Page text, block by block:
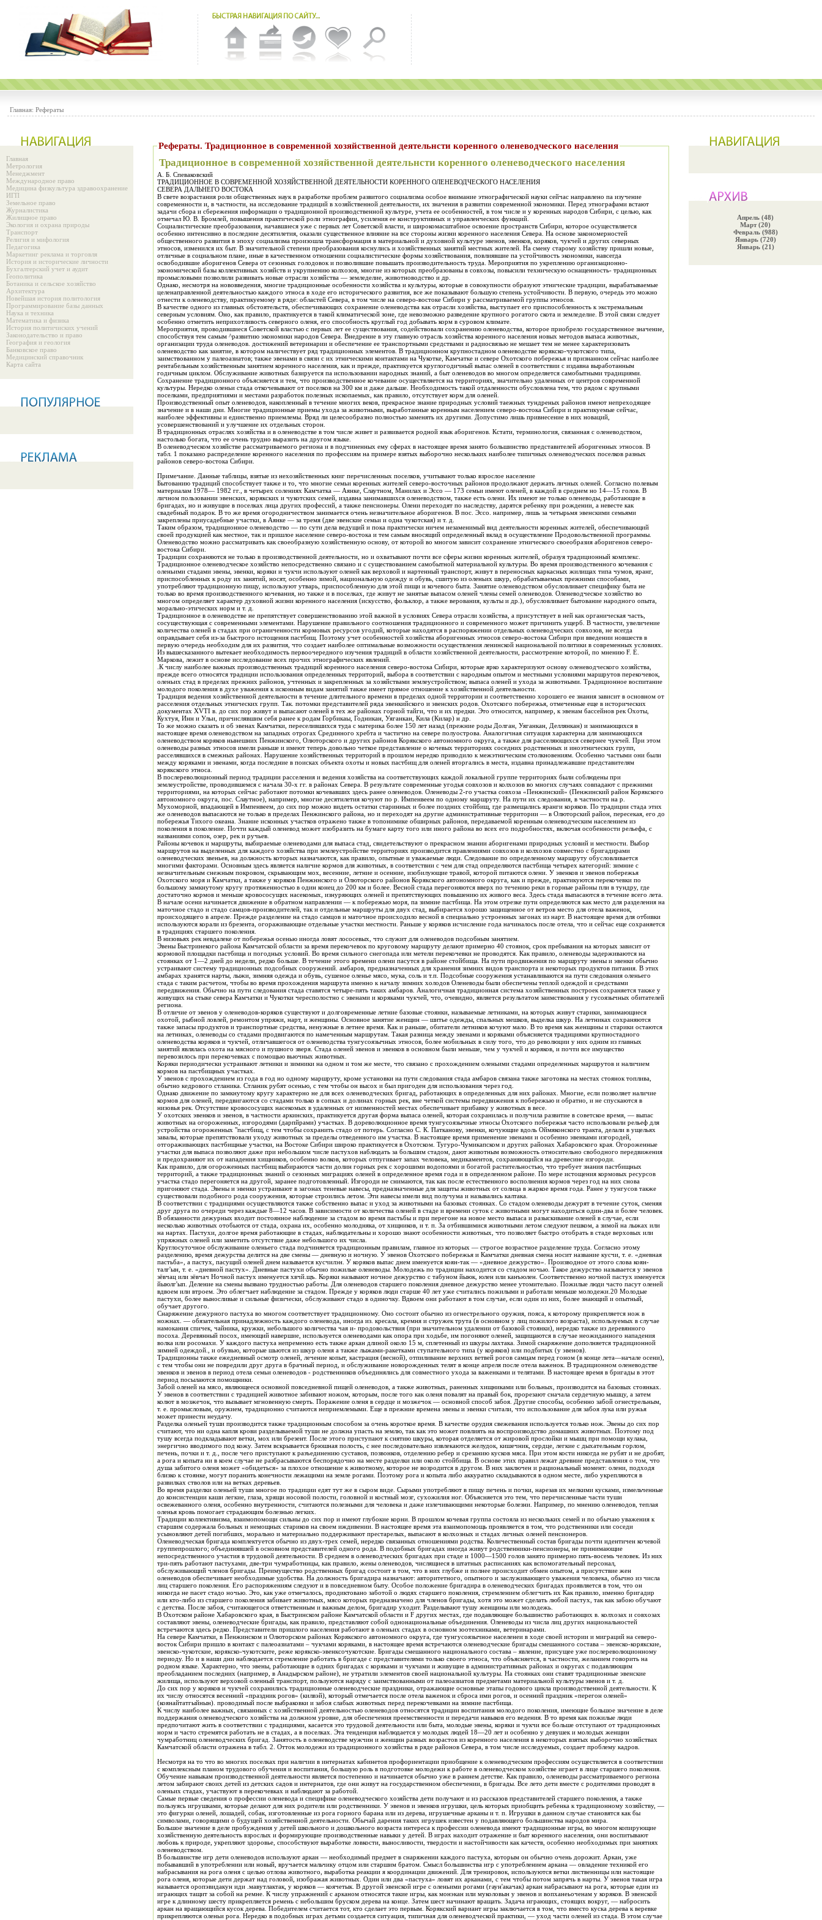
Главная: Рефераты
Главная
Метрология
Менеджмент
Международное право
Медицина физкультура здравоохранение
ИГП
Земельное право
Журналистика
Жилищное право
Экология и охрана природы
Транспорт
Религия и мифология
Педагогика
Маркетинг реклама и торговля
История и исторические личности
Бухгалтерский учет и аудит
Геополитика
Ботаника и сельское хозяйство
Архитектура
Новейшая история политология
Программирование базы данных
Наука и техника
Математика и физика
История политичиских учений
Законодательство и право
География и геология
Банковское право
Медицинский справочник
Карта сайта
Рефераты. Традиционное в современной хозяйственной деятельнсти коренного оленеводческого населения
Традиционное в современной хозяйственной деятельнсти коренного оленеводческого населения
А. Б. Спеваковский
ТРАДИЦИОННОЕ В СОВРЕМЕННОЙ ХОЗЯЙСТВЕННОЙ ДЕЯТЕЛЬНОСТИ КОРЕННОГО ОЛЕНЕВОДЧЕСКОГО НАСЕЛЕНИЯ
СЕВЕРА ДАЛЬНЕГО ВОСТОКА
В свете возрастания роли общественных наук в разработке проблем развитого социализма особое внимание этнографической науки сейчас направлено па изучение
современности и, в частности, на исследование традиций в хозяйственной деятельности, их значения в развитии современной экономики. Перед этнографами встают
задачи сбора и сбережения информации о традиционной производственной культуре, учета ее особенностей, в том числе и у коренных народов Сибири, с целью, как
отмечал Ю. В. Бромлей, повышения практической роли этнографии, усиления ее конструктивных и управленческих функций.
Социалистические преобразования, начавшиеся уже с первых лет Советской власти, и широкомасштабное освоение пространств Сибири, которое осуществляется
особенно интенсивно в последние десятилетия, оказали существенное влияние на все стороны жизни коренного населения Севера. На основе закономерностей
общественного развития в эпоху социализма произошла трансформация в материальной и духовной культуре эвенов, эвенков, кoряков, чукчей и других северных
этносов, изменился их быт. В значительной степени преобразования коснулись и хозяйственных занятий местных жителей. На смену старому хозяйству пришли новые,
отличные в социальном плане, иные в качественном отношении социалистические формы хозяйствования, повлиявшие па устойчивость экономики, навсегда
освободившие аборигенов Севера от сезонных голодовок и позволившие повышать производительность труда. Мероприятия по укреплению организационно-
экономической базы коллективных хозяйств и укрупнению колхозов, многие из которых преобразованы в совхозы, повысили техническую оснащенность- традиционных
промысловыми позволили развивать новые отрасли хозяйства — земледелие, животноводство и др.
Однако, несмотря на нововведения, многие традиционные особенности хозяйства и культуры, которые в совокупности образуют этнические традиции, вырабатываемые
целенаправленной деятельностью каждого этноса в ходе его исторического развития, все же показывают большую степень устойчивости. В первую, очередь это можно
отнести к оленеводству, практикуемому в ряде: областей Севера, в том числе на северо-востоке Сибири у рассматриваемой группы этносов.
В качестве одного из главных обстоятельств, обеспечивающих сохранение оленеводства как отрасли хозяйства, выступает его приспособленность к экстремальным
северным условиям. Оно, как правило, практикуется в такой климатической зоне, где невозможно разведение крупного рогатого скота и земледелие. В этой связи следует
особенно отметить неприхотливость северного оленя, его способность круглый год добывать корм в суровом климате.
Мероприятия, проводившиеся Советской властью с первых лет ее существования, содействовали сохранению оленеводства, которое приобрело государственное значение,
способствуя тем самым ^развитию экономики народов Севера. Внедрение в эту главную отрасль хозяйства коренного населения новых методов выпаса животных,
организации труда оленеводов. достижений ветеринарии и обеспечение ее транспортными средствами и радиосвязью не мешает тем не менее характеризовать
оленеводство как занятие, в котором наличествует ряд традиционных элементов. В традиционном крупностадном оленеводстве корякско-чукотского типа,
заимствованном у палеоазиатов; также эвенами в связи с их этническими контактами на Чукотке, Камчатке и севере Охотского побережья и признанном сейчас наиболее
рентабельным хозяйственным занятием коренного населения, как и прежде, практикуется круглогодичный выпас оленей в соответствии с издавна выработанным
годичным циклом. Обслуживание животных базируется па использовании народных знаний, а быт оленеводов во многом определяется самобытными традициями.
Сохранение традиционного объясняется и тем, что производственное кочевание осуществляется на территориях, значительно удаленных от центров современной
культуры. Нередко оленьи стада откочевывают от поселков на 300 км и даже дальше. Необходимость такой отдаленности обусловлена тем, что рядом с крупными
поселками, предприятиями и местами разработок полезных ископаемых, как правило, отсутствует корм для оленей.
Производственный опыт оленеводов, накопленный в течение многих веков, прекрасное знание природных условий таежных тундреных районов имеют непреходящее
значение и в наши дни. Многие традиционные приемы ухода за животными, выработанные коренным населением северо-востока Сибири и практикуемые сейчас,
наиболее эффективны и единственно приемлемы. Вряд ли целесообразно полностью заменять их другими. Допустимо лишь привнесение в них новаций,
усовершенствований и улучшение их отдельных сторон.
В традиционных отраслях хозяйства и в оленеводстве в том числе живет и развивается родной язык аборигенов. Кстати, терминология, связанная с оленеводством,
настолько богата, что ее очень трудно выразить на другом языке.
В оленеводческом хозяйстве рассматриваемого региона и в подчиненных ему сферах в настоящее время занято большинство представителей аборигенных этносов. В
табл. 1 показано распределение коренного населения по профессиям на примере взятых выборочно нескольких наиболее типичных оленеводческих поселков разных
районов северо-востока Сибири.
Примечание. Данные таблицы, взятые из нехозяйственных книг перечисленных поселков, учитывают только взрослое население
Бытованию традиций способствует также и то, что многие семьи коренных жителей северо-восточных районов продолжают держать личных оленей. Согласно полевым
материалам 1978— 1982 гг., в четырех солениях Камчатка — Аянке, Слаутном, Манилах и Эссо — 173 семьи имеют оленей, в каждой в среднем но 14—15 голов. В
личном пользовании эвенских, корякских и чукотских семей, издавна занимавшихся оленеводством, также есть олени. Их имеют не только оленеводы, работающие в
бригадах, но и живущие в поселках лица других профессий, а также пенсионеры. Олени переходят по наследству, дарятся ребенку при рождении, а невесте как
свадебный подарок. В то же время огородничеством занимается очень незначительное аборигенов. В пос. Эссо. например, лишь за четырьмя эвенскими семьями
закреплены приусадебные участки, в Аянке — за тремя (две эвенские семьи и одна чукотская) и т. д.
Таким образом, традиционное оленеводство — по сути дела ведущий и пока практически ничем незаменимый вид деятельности коренных жителей, обеспечивающий
своей продукцией как местное, так и пришлое население северо-востока и тем самым вносящий определенный вклад в осуществление Продовольственной программы.
Оленеводство можно рассматривать как своеобразную хозяйственную основу, от которой во многом зависит сохранение этнического своеобразия аборигенов северо-
востока Сибири.
Традиции сохраняются не только в производственной деятельности, но и охватывают почти все сферы жизни коренных жителей, образуя традиционный комплекс.
Традиционное оленеводческое хозяйство непосредственно связано и с существованием самобытной материальной культуры. Во время производственного кочевания с
оленьими стадами эвены, эвенки, коряки и чукчи используют оленей как верховой и нартенный транспорт, живут в переносных каркасных жилищах типа чумов, яранг,
приспособленных к роду их занятий, носят, особенно зимой, национальную одежду и обувь, сшитую из оленьих шкур, обрабатываемых прежними способами,
употребляют традиционную пищу, используют утварь, приспособленную для этой пищи и кочевого быта. Занятие оленеводством обусловливает специфику быта не
только во время производственного кочевания, но также и в поселках, где живут не занятые выпасом оленей члены семей оленеводов. Оленеводческое хозяйство во
многом определяет характер духовной жизни коренного населения (искусство, фольклор, а также верования, культы и др.), обусловливает бытование народного опыта,
морально-этических норм и т. д.
Традиционное в оленеводстве не препятствует совершенствованию этой важной в условиях Севера отрасли хозяйства, а присутствует в ней как органическая часть,
сосуществующая с современными элементами. Нарушение правильного соотношения традиционного и современного может причинить ущерб. В частности, увеличение
количества оленей в стадах при ограниченности кормовых ресурсов угодий, которые находятся в распоряжении отдельных оленеводческих совхозов, не всегда
оправдывает себя из-за быстрого истощения пастбищ. Поэтому учет особенностей хозяйства аборигенных этносов северо-востока Сибири при введении новшеств в
первую очередь необходим для их развития, что создает наиболее оптимальные возможности осуществления ленинской национальной политики в современных условиях.
Из вышесказанного вытекает необходимость первоочередного изучения традиций в области хозяйственной деятельности, рассмотрение которой, по мнению F. Е.
Маркова, лежит в основе исследование всех прочих этнографических явлений.
.К числу наиболее важных производственных традиций коренного населения северо-востока Сибири, которые ярко характеризуют основу оленеводческого хозяйства,
прежде всего относятся традиции использования определенных территорий, выбора в соответствии с народным опытом и местными условиями маршрутов перекочевок,
оленьих стад в пределах прежних районов, учтенных и закрепленных за хозяйствами землеустройством; выпаса оленей и ухода за животными. Традиционное воспитание
молодого поколения в духе уважения к исконным видам занятий также имеет прямое отношение к хозяйственной деятельности.
Традиция ведения хозяйственной деятельности в течение длительного времени в пределах одной территории и соответственно хорошего ее знания зависит в основном от
расселения отдельных этнических групп. Так. потомки представителей ряда эвенкийского и эвенских родов. Охотского побережья, отмеченные еще в исторических
документах XVTI в. до сих пор живут и выпасают оленей в тех же районах горной тайги, что и их предки. Это относится, например, к эвенам бассейнов рек Охоты,
Кухтуя, Инн и Ульи, причислявшим себя ранее к родам Горбикаы, Годникан, Уяганкан, Кила (Килар) н др.
То же можно сказать и об эвенах Камчатки, переселившихся туда с материка более 150 лет назад (прежние роды Долган, Уяганкан, Деллянкан) и занимающихся в
настоящее время оленеводством на западных отрогах Срединного хребта и частично на севере полуострова. Аналогичная ситуация характерна для занимающихся
оленеводством коряков нынешних Пенжинского, Олюторского и других районов Корякского автономного округа, а также для расселяющихся севернее чукчей. При этом
оленеводы разных этносов имели раньше и имеют теперь довольно четкое представление о кочевых территориях соседних родственных и иноэтнических групп,
расселявшихся в смежных районах. Нарушение хозяйственных территорий в прошлом нередко приводило к межэтническим столкновениям. Особенно частыми они были
между коряками и эвенами, когда последние в поисках объекта охоты и новых пастбищ для оленей вторгались в места, издавна принадлежавшие представителям
корякского этноса.
В послереволюционный период традиции расселения и ведения хозяйства на соответствующих каждой локальной группе территориях были соблюдены при
землеустройстве, проводившемся с начала 30-х гг. в районах Севера. В результате современные угодья совхозов и колхозов во многих случаях совпадают с прежними
территориями, на которых сейчас работают потомки кочевавших здесь ранее оленеводов. Оленеводы 2-го участка совхоза «Пенжинский» (Пенжинский район Корякского
автономного округа, пос. Слаутное), например, многие десятилетия кочуют по р. Импенвеем по одному маршруту. На пути их следования, в частности на р.
Мухоморной, впадающей в Импенвеем, до сих пор можно видеть остатки старинных и более поздних стойбищ, где размещались яранги коряков. По традиции стада этих
же оленеводов выпасаются не только в пределах Пенжинского района, но и переходят на другие административные территории — в Олюторский район, пересекая, его до
побережья Тихого океана. Знание исконных участков отражено также в топонимике обширных районов, передаваемой коренным оленеводческим населением из
поколения в поколение. Почти каждый оленевод может изобразить на бумаге карту того или иного района во всех его подробностях, включая особенности рельефа, с
названиями сопок, озер, рек и ручьев.
Районы кочевок и маршруты, выбираемые оленеводами для выпаса стад, свидетельствуют о прекрасном знании аборигенами природных условий и местности. Выбор
маршрутов на выделенных для каждого хозяйства при землеустройстве территориях производится правлениями совхозов и колхозов совместно с бригадирами
оленеводческих звеньев, на должность которых назначаются, как правило, опытные и уважаемые люди. Следование по определенному маршруту обусловливается
многими факторами. Основным здесь является наличие кормов для животных, в соответствии с чем для стад определяются пастбища четырех категорий: зимние с
незначительным снежным покровом, скрывающим мох, весенние, летние и осенние, изобилующие травой, которой питаются олени. У эвенков и эвенов побережья
Охотского моря и Камчатки, а также у коряков Пенжннского и Олюторского районов Корякского автономного округа, как и прежде, практикуются перекочевки по
большому замкнутому кругу протяженностью в один конец до 200 км и более. Весной стада перегоняются вверх по течению реки в горные районы пли в тундру, где
достаточно кормов и меньше кровососущих насекомых, изнуряющих оленей и препятствующих повышению их живого веса. Здесь стада выпасаются в течение всего лета.
В начале осени начинается движение в обратном направлении — к побережью моря, па зимние пастбища. На этом отрезке пути определяются как место для разделения на
маточное стадо и стадо самцов-производителей, так и отдельные маршруты для двух стад, выбирается хорошо защищенное от ветров место для отела важенок,
происходящего в апреле. Прежде разделение на стадо самцов и маточное происходило весной в специально устроенных загонах из нарт. В настоящее время для отбивки
используются корали из брезента, огораживающие отдельные участки местности. Раньше у коряков исчисление года начиналось после отела, что и сейчас еще сохраняется
в традициях старшего поколения.
В низовьях рек невдалеке от побережья осенью иногда ловят лососевых, что служит для оленеводов подсобным занятием.
Эвены Быстринекого района Камчатской области за время перекочевок по круговому маршруту делают примерно 40 стоянок, срок пребывания на которых зависит от
кормовой площадки пастбища и погодных условий. Во время сильного снегопада или метели перекочевки не проводятся. Как правило, оленеводы задерживаются на
стоянках от 1—2 дней до недели, редко больше. В течение этого времени олени пасутся в районе стойбища. На пути продвижения по маршруту эвены и эвенки обычно
устраивают систему традиционных подсобных сооружений. амбаров, предназначенных для хранения зимних видов транспорта и некоторых продуктов питания. В этих
амбарах хранятся нарты, лыжи, зимняя одежда и обувь, сушеное оленье мясо, мука, соль и т.п. Подсобные сооружения устанавливаются на пути следования оленьего
стада с таким расчетом, чтобы во время прохождения маршрута именно к началу зимних холодов Оленеводы были обеспечены теплой одеждой и средствами
передвижения. Обычно на пути следования стада ставятся четыре-пять таких амбаров. Аналогичная традиционная система хозяйственных построек сохраняется также у
живущих на стыке севера Камчатки и Чукотки чересполостно с эвенами и коряками чукчей, что, очевидно, является результатом заимствования у гусоязычных обитателей
региона.
В отличие от эвенов у оленеводов-коряков существуют и долговременные летние базовые стоянки, называемые летниками, на которых живут старики, занимающиеся
охотой, рыбной ловлей, ремонтом упряжи, нарт, и женщины. Основное занятие женщин — шитье одежды, спальных мешков, выделка шкур. На летниках сохраняются
также запасы продуктов и транспортные средства, ненужные в летнее время. Как и раньше, обитатели летников кочуют мало. В то время как женщины и старики остаются
на летниках, оленеводы со стадами продвигаются по намеченным маршрутам. Такая разница между эвенами и коряками объясняется традициями крупностадного
оленеводства коряков и чукчей, отличавшегося от оленеводства тунгусоязычных этносов, более мобильных в силу того, что до революции у них одним из главных
занятий являлась охота на мясного и пушного зверя. Стада оленей эвенов и эвенков в основном были меньше, чем у чукчей и коряков, и почти все имущество
перевозилось при перекочевках с помощью вьючных животных.
Коряки периодически устраивают летники и зимники на одном и том же месте, что связано с прохождением оленьими стадами определенных маршрутов и наличием
кормов на пастбищных участках.
У эвенов с прохождением из года в год но одному маршруту, кроме установки на пути следования стада амбаров связана также заготовка на местах стоянок топлива,
обычно кедрового стланика. Стланик рубят осенью, с тем чтобы он высох и был пригоден для использования через год.
Однако движение по замкнутому кругу характерно не для всех оленеводческих бригад, работающих в определенных для них районах. Многие, если позволяет наличие
кормов для оленей, передвигаются со стадами только в сопках и долинах горных рек, вне четкой системы передвижения к побережью и обратно, и не спускаются в
низовья рек. Отсутствие кровососущих насекомых в удаленных от низменностей местах обеспечивает прибавку у животных в весе.
У охотских эвенков и эвенов, в частности аркинских, практикуется другая форма выпаса оленей, которая сохранилась и получила развитие в советское время, — выпас
животных на огороженных, изгородями (дарпйрами) участках. В дореволюционное время тунгусоязычные этносы Охотского побережья часто использовали рельеф для
устройства огороженных "пастбищ, с тем чтобы сохранить стадо от потерь. Согласно С. К. Патканову, эвенки, кочующие вдоль Оймяконского тракта, делали в ущельях
завалы, которые препятствовали уходу животных за пределы отведенного им участка. В настоящее время применение эвенами и особенно эвенками изгородей,
отгораживающих пастбищные участки, на Востоке Сибири широко практикуется в Охотском. Тугуро-Чумикапском и других районах Хабаровского края. Огороженные
участки для выпаса позволяют даже при небольшом числе пастухов наблюдать за большим стадом, дают животным возможность относительно свободного передвижения
и предохраняют их от нападения хищников, особенно волков, которых отпугивает запах человека, медикаментов, сохраняющийся на древесине изгороди.
Как правило, для огороженных пастбищ выбираются части долин горных рек с хорошими водопоями и богатой растительностью, что требует знания пастбищных
территорий, а также традиционных знаний о сезонных миграциях оленей в определенное время года и в определенном районе. По мере истощения кормовых ресурсов
участка стадо перегоняется на другой, заранее подготовленный. Изгороди не снимаются, так как после естественного восполнения кормов через год на них снова
пригоняют стада. Эвены и эвенки устраивают в загонах теневые навесы, предназначенные для защиты животных от солнца в жаркое время года. Ранее у тунгусов также
существовали подобного рода сооружения, которые строились летом. Эти навесы имели вид получума и назывались калтака.
В соответствии с традициями осуществляются также собственно выпас и уход за животными на базовых стоянках. Со стадом оленеводы дежурят в течение суток, сменяя
друг друга по очереди через каждые 8—12 часов. В зависимости от количества оленей в стаде и времени суток с животными могут находиться один-два и более человек.
В обязанности дежурных входит постоянное наблюдение за стадом во время пастьбы и при перегоне на новое место выпаса и разыскивание оленей в случае, если
несколько животных отобьются от стада, охрана их, особенно молодняка, от хищников, и т. п. За отбившимися животными летом следуют пешком, а зимой на лыжах или
на нартах. Пастухи, долгое время работающие в стадах, наблюдательны и хорошо знают особенности животных, что позволяет быстро отобрать в стаде верховых или
упряжных оленей или заметить отсутствие даже небольшого их числа.
Круглосуточное обслуживание оленьего стада подчиняется традиционным правилам, главное из которых — строгое возрастное разделение труда. Согласно этому
разделению, время дежурства делится на две смены — дневную и ночную. У эвенов Охотского побережья и Камчатки дневная смена носит название кусчи, т. е. «дневная
пастьба», а пастух, пасущий оленей днем называется кусчилэн. У коряков выпас днем именуется коян-так — «дневное дежурство». Производное от этого слова коян-
талг'ын, т. е. «дневной пастух». Дневные пастухи обычно пожилые оленеводы. Молодежь по традиции находится со стадом ночью. Такое дежурство называется у эвенов
зёвчац или зёвчач Ночной пастух именуется хвчй.щъ. Коряки называют ночное дежурство с табуном йыюк, юлен или канъюлен. Соответственно ночной пастух именуется
йыюлг'ып. Деление на смены вызвано трудностью работы. Для оленеводов старшего поколения дневное дежурство менее утомительно. Пожилые люди часто пасут оленей
вдвоем или втроем. Это облегчает наблюдение за стадом. Прежде у коряков люди старше 40 лет уже считались пожилыми и работали меньше молодежи.20 Молодые
пастухи, более выносливые и сильные физически, обслуживают стадо в одиночку. Вдвоем они работают в том случае, если один из них, более знающий и опытный,
обучает другого.
Снаряжение дежурного пастуха во многом соответствует традиционному. Оно состоит обычно из огнестрельного оружия, пояса, к которому прикрепляется нож в
ножнах. — обязательная принадлежность каждого оленевода, иногда из. кресала, кремня и стружек трута (в основном у лиц пожилого возраста), используемых в случае
намокания спичек, чайника, кружки, небольшого количества чая и- продовольствия (при значительном удалении от базовой стоянки), нередко также из деревянного
посоха. Деревянный посох, имеющий навершие, используется оленеводами как опора при ходьбе, им погоняют оленей, защищаются в случае неожиданного нападения
волка или росомахи. У каждого пастуха непременно есть также аркан длиной около 15 м, сплетенный из шкуры лахтака. Зимой снаряжение дополняется традиционной
зимней одеждой., и обувью, которые шьются из шкур оленя а также лыжами-ракетками ступательного типа (у коряков) или подбитых (у эвенов).
Традиционны также ежедневный осмотр оленей, лечение копыт, кастрация (весной), отпиливание верхних ветвей рогов самцам перед гоном (в конце лета—начале осени),
с тем чтобы они не повредили друг друга в брачный период, и обслуживание новорожденных телят в конце апреля после отела важенок. В традиционном оленеводстве
эвенков и эвенов в период отела семьи оленеводов - родственников объединялись для совместного ухода за важенками и телятами. В настоящее время в бригады в этот
период посылаются помощники.
Забой оленей на мясо, являющееся основной повседневной пищей оленеводов, а также животных, раненных хищниками или больных, производится на базовых стоянках.
У эвенов в соответствии с традицией животное забивают ножом, которым, после того как оленя повалят на правый бок, прорезают сначала сердечную мышцу, а затем
колют в мозжечок, что вызывает мгновенную смерть. Поражение оленя в сердце и мозжечок — основной способ забоя. Другие способы, особенно забой огнестрельным,
т. е. промысловым, оружием, традиционно считаются неприемлемыми. Еще в прежние времена эвены и эвенки считали, что использование для забоя лука или ружья
может принести неудачу.
Разделка оленьей туши производится также традиционным способом за очень короткое время. В качестве орудия свежевания используется только нож. Эвены до сих пор
считают, что ни одна капля крови разделываемой туши не должна упасть на землю, так как это может повлиять на воспроизводство домашних животных. Поэтому под
тушу всегда подкладывают ветки, мох или брезент. После этого приступают к снятию шкуры, которая отделяется от жировой прослойки и мышц при помощи кулака,
энергично вводимого под кожу. Затем вскрывается брюшная полость, с нее последовательно извлекаются желудок, кишечник, сердце, легкие с дыхательным горлом,
печень, почки и т. д., после чего приступают к разъединению суставов, позвонков, отделению ребер и срезанию кусков мяса. При этом кости никогда не рубят и не дробят,
а рога и копыта ни в коем случае не разбрасываются беспорядочно на месте разделки или около стойбища. В основе этих правил лежат древние представления о том, что
душа забитого оленя может «обидеться» за плохое отношение к животному, которое не возродится в другом. В них заключен и рациональный момент: олени, подходя
близко к стоянке, могут поранить конечности лежащими на земле рогами. Поэтому рога и копыта либо аккуратно складываются в одном месте, либо укрепляются в
развилках стволов или на ветках деревьев.
Во время разделки оленьей туши многое по традиции едят тут же в сыром виде. Сырыми употребляют в пищу печень и почки, нарезав их мелкими кусками, измельченные
до консистенции каши легкие, глаза, хрящи носовой полости, головной и костный мозг, сухожилия ног. Объясняется это тем, что перечисленные части туши
освежеванного оленя, особенно внутренности, считаются полезными для человека и даже излечивающими некоторые болезни. Например, по мнению оленеводов, теплая
оленья кровь помогает страдающим болезнью легких.
Традиции коллективизма, взаимопомощи сильны до сих пор и имеют глубокие корни. В прошлом кочевая группа состояла из нескольких семей и по обычаю уважения к
старшим содержала больных и немощных стариков на своем иждивении. В настоящее время эта взаимопомощь проявляется в том, что родственники или соседи
усыновляют детей погибших, морально и материально поддерживают престарелых, выпасают в колхозных и стадах личных оленей пенсионеров.
Оленеводческая бригада комплектуется обычно из двух-трех семей, нередко связанных отношениями родства. Количественный состав бригады почти идентичен кочевой
группепрошлого; объединявшей в основном представителей одного рода. В подобных бригадах иногда живут родственники-пенсионеры, не принимающие
непосредственного участия в трудовой деятельности. В среднем в оленеводческих бригадах при стаде и 1000—1500 голов занято примерно пять-восемь человек. Из них
три-пять работают пастухами, две-три чумработницы, как правило, жены оленеводов, числящиеся в штатных расписаниях как вспомогательный персонал,
обслуживающий членов бригады. Преимущество родственных бригад состоит в том, что в них глубже и полнее происходит обмен опытом, а присутствие жен
оленеводов обеспечивает необходимые удобства. На должность бригадира назначают: авторитетного, опытного и заслуживающего уважения человека, обычно из числа
лиц старшего поколения. Его распоряжениям следуют и в повседневном быту. Особое положение бригадира в оленеводческих бригадах проявляется в том, что он
никогда не пасет стадо ночью. Это, как уже отмечалось, продиктовано заботой о людях старшего поколения, стремлением облегчить их Как правило, именно бригадир
или кто-либо из старшего поколения забивает животных, мясо которых предназначено для членов бригады, хотя это может сделать любой пастух, так как забою обучают
с детства. После забоя, считающегося ответственным и важным делом, бригадир уходит. Разделывают тушу женщины или молодежь.
В Охотском районе Хабаровского края, в Быстринском районе Камчатской области и F других местах, где подавляющее большинство работающих в. колхозах и совхозах
составляют эвены, оленеводческие бригады, как правило, представляют собой однонациональные объединения. Оленеводы из числа лиц других национальностей
встречаются здесь редко. Представители пришлого населения работают в оленьих стадах в основном зоотехниками, ветеринарами.
На севере Камчатки, в Пенжинском и Олюторском районах Корякского автономного округа, где тунгусоязычное населенеи в ходе своей истории и миграций на северо-
восток Сибири пришло в контакт с палеоазиатами – чукчами коряками, в настоящее время встречаются оленеводческие бригады смешанного состава – эвенско-корякские,
эвенско-чукотские, корякско-чукотските, реже корякско-эвенксочукотские. Бригады смешанного национального состава – явление, присущее уже послереволюционному
периоду. Но и в наши дни наблюдается стремление работать в бригаде с представителями только своего этноса, что объясняется, в частности, желанием говорить на
родном языке. Характерно, что эвены, работающие в одних бригадах с коряками и чукчами и живущие в административных районах и округах с подавляющим
преобладанием последних (например, в Анадырском районе), не утратили элементов своей национальной культуры. На стоянках они ставят традиционные эвенские
жилища, используют верховой оленный транспорт, пользуются наряду с заимствованными от палеоазиатов предметами материальной культуры эвенов и т. д.
До сих пор у коряков и чукчей сохранились традиционные оленеводческие праздники, отражающие основные этапы годового цикла производственной деятельности. К
их числу относятся весенний «праздник рогов» (килвэй), который отмечается после отела важенок и сброса ими рогов, и осенний праздник «перегон оленей»
(коянайтатгыйнын). проводимый после выбраковки и забоя слабых животных перед перекочевками на зимние пастбища.
К числу наиболее важных, связанных с хозяйственной деятельностью оленеводов относятся традиции воспитания молодого поколения, имеющие большое значение в деле
поддержания оленеводческого хозяйства на должном уровне, для обеспечения преемственности и передачи навыков его ведения. В то время как пожилые люди
предпочитают жить в соответствии с традициями, касается это трудовой деятельности или быта, молодые эвены, коряки и чукчи все больше отступают от традиционных
норм и часто стремятся работать не в стадах, а в поселках. Эта тенденция наблюдается у молодых людей 18—20 лет и особенно у девушек и молодых женщин
чумработниц оленеводческих бригад. Занятость в оленеводстве мужчин и женщин разных возрастов из коренного населения в некоторых взятых выборочно хозяйствах
Камчатской области отражена в табл. 2. Отток молодежи из традиционного хозяйства в ряде районов Севера, в том числе исследуемых, создает проблему кадров.
Несмотря на то что во многих поселках при наличии в интернатах кабинетов профориентации приобщение к оленеводческим профессиям осуществляется в соответствии
с комплексным планом трудового обучения и воспитания, большую роль в подготовке молодежи к работе в оленеводческом хозяйстве играет в лице старшего поколения.
Обучение навыкам производственной деятельности является постепенно и начинается обычно уже в раннем детстве. Как правило, оленеводы рассматриваемого региона
летом забирают своих детей из детских садов и интернатов, где они живут на государственном обеспечении, в бригады. Все лето дети вместе с родителями проводят в
оленьих стадах, участвуют в перекочевках и наблюдают за работой.
Самые первые сведения о профессии оленевода и специфике оленеводческого хозяйства дети получают и из рассказов представителей старшего поколения, а также
пользуясь игрушками, которые делают для них родители или родственники. У эвенов и эвенков игрушки, цель которых приобщить ребенка к традиционному хозяйству, —
это фигурки оленей, лошадей, собак, изготовленные из рога горного барана или из дерева, игрушечные арканы и т. п. Игрушки в данном случае становятся как бы
символами, говорящими о будущей хозяйственной деятельности. Обычай дарения таких игрушек известен у подавляющего большинства народов мира.
Большое значение в деле пробуждения у детей школьного и дошкольного возраста интереса к профессии оленевода имеют традиционные игры, во многом копирующие
хозяйственную деятельность взрослых и формирующие производственные навыки у детей. В играх находит отражение и быт коренного населения, они воспитывают
любовь к природе, укрепляют здоровье, способствуют выработке ловкости, выносливости, твердости и настойчивости как качеств, особенно необходимых при занятиях
оленеводством.
В большинстве игр дети оленеводов используют аркан — необходимый предмет в снаряжении каждого пастуха, которым он обычно очень дорожит. Аркан, уже
побывавший в употреблении или новый, вручается мальчику отцом или старшим братом. Смысл большинства игр с употреблением аркана — овладение техникой его
набрасывания на рога оленя с целью отлова животного, выработка реакции я координации движений. Для тренировок, используются ветки лиственницы или настоящие
рога оленя, которые дети держат над головой, изображая животных. Один или два «пастуха» ловят их арканами, с тем чтобы потом запрячь в нарты. У эвенов такая игра
называется оропэвидакун иди .мавутлактак, у коряков — коячетык. В другой эвенской игре с оленьими рогами (гаун'акачак) аркан набрасывают на рога, которые един из
играющих тащит за собой на ремне. К числу упражнений с арканом относятся такие игры, как монэкан или муколовын у эвенов и вопханеьоченам у коряков. В эвенской
игре к длинному шесту прикрепляется ремень с небольшим бруском дерева на конце. Затем шест начинают вращать. Задача играющих, стоящих вокруг, — набросить
аркан на вращающийся кусок дерева. Победителем считается тот, кто сделает это первым. Корякский вариант игры заключается в том, что вместо куска дерева к веревке
прикрепляются оленьи рога. Нередко в подобных играх детьми создается ситуация, типичная для оленеводческой практики, — уход части оленей из стада. В этом случае
Апрель (48)
Март (20)
Февраль (988)
Январь (720)
Январь (21)